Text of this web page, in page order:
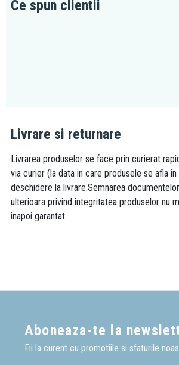
Ce spun clientii
Livrare si returnare
Livrarea produselor se face prin curierat
via curier (la data in care produsele se afla
deschidere la livrare.Semnarea
ulterioara privind integritatea produselor nu
inapoi garantat
Aboneaza-te la
Fii la curent cu promotiile si sfaturile